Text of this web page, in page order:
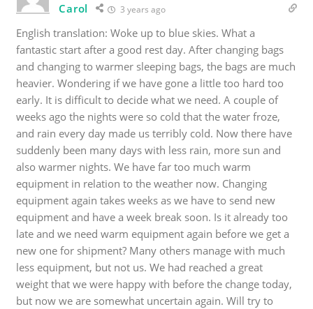
Carol 3 years ago
English translation: Woke up to blue skies. What a
fantastic start after a good rest day. After changing bags
and changing to warmer sleeping bags, the bags are much
heavier. Wondering if we have gone a little too hard too
early. It is difficult to decide what we need. A couple of
weeks ago the nights were so cold that the water froze,
and rain every day made us terribly cold. Now there have
suddenly been many days with less rain, more sun and
also warmer nights. We have far too much warm
equipment in relation to the weather now. Changing
equipment again takes weeks as we have to send new
equipment and have a week break soon. Is it already too
late and we need warm equipment again before we get a
new one for shipment? Many others manage with much
less equipment, but not us. We had reached a great
weight that we were happy with before the change today,
but now we are somewhat uncertain again. Will try to